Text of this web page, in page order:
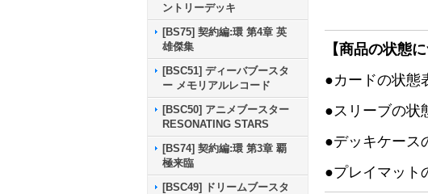
ントリーデッキ
[BS75] 契約編:環 第4章 英
雄傑集
[BSC51] ディーバブースタ
ー メモリアルレコード
[BSC50] アニメブースター
RESONATING STARS
[BS74] 契約編:環 第3章 覇
極来臨
[BSC49] ドリームブースタ
【商品の状態に
●カードの状態
●スリーブの状
●デッキケース
●プレイマット